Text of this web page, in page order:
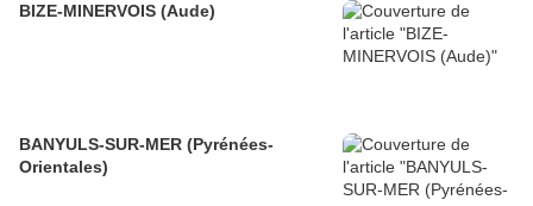
BIZE-MINERVOIS (Aude)
BANYULS-SUR-MER (Pyrénées-
Orientales)